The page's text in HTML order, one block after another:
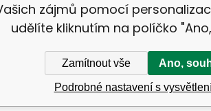
zájmů pomocí
udělíte kliknutím na políčko
Zamítnout vše Ano,
Podrobné nastavení s